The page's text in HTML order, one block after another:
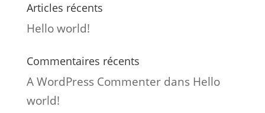
Articles récents
Hello world!
Commentaires récents
A WordPress Commenterdans Hello
world!